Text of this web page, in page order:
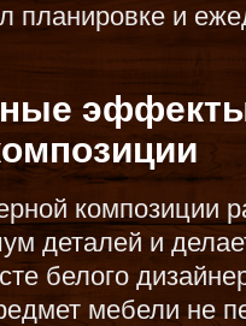
планировке и
композиции
деталей и
белого
мебели не